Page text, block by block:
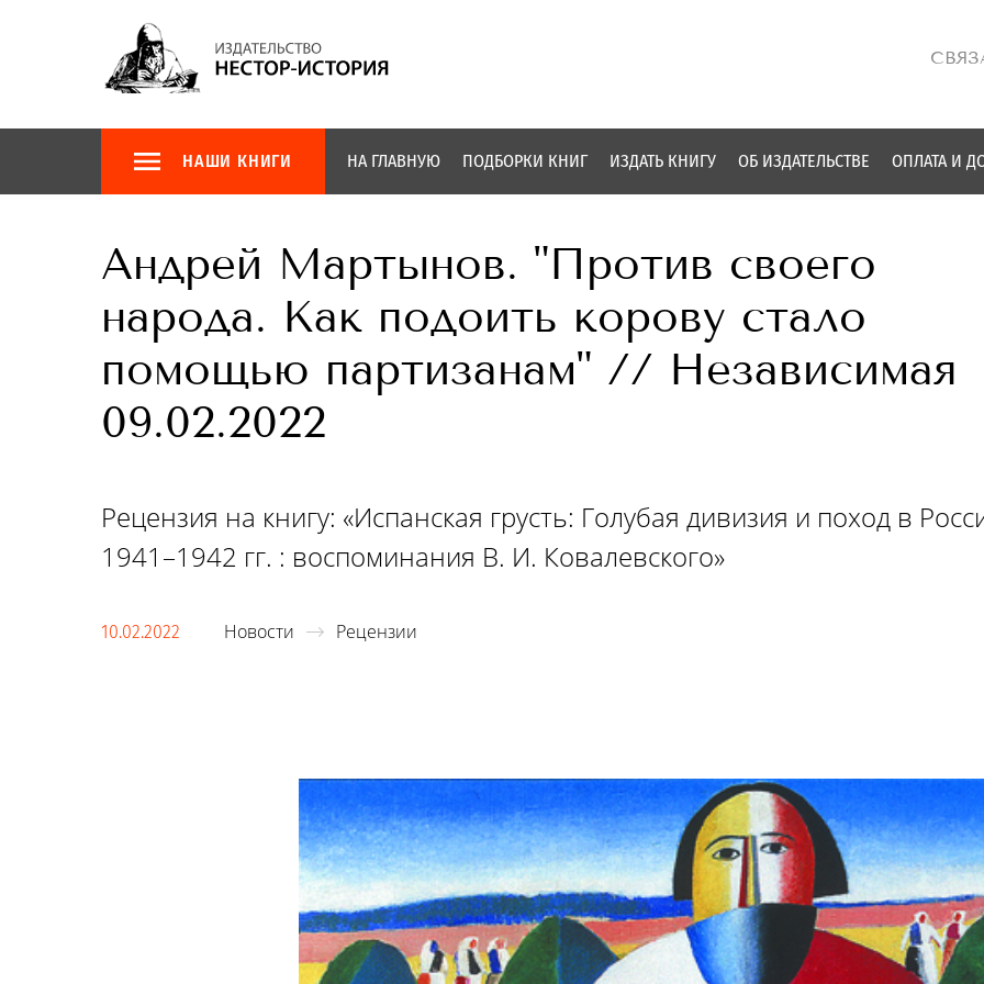
НАШИ КНИГИ НА ГЛАВНУЮ ПОДБОРКИ КНИГ ИЗДАТЬ КНИГУ ОБ ИЗДАТЕЛЬСТВЕ ОПЛАТА И
Андрей Мартынов. "Против своего
народа. Как подоить корову стало
помощью партизанам" // Независимая
09.02.2022
Рецензия на книгу: «Испанская грусть: Голубая дивизия и поход в
1941–1942 гг. : воспоминания В. И. Ковалевского»
10.02.2022 Новости Рецензии